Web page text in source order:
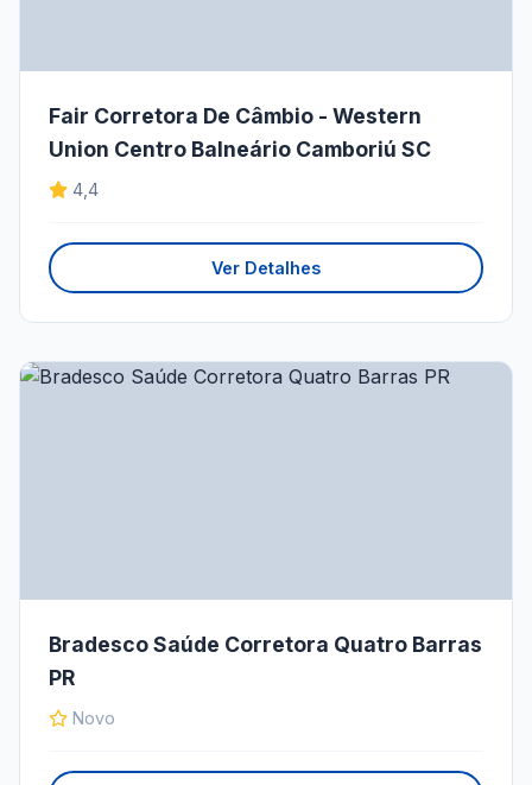
Fair Corretora De Câmbio - Western
Union Centro Balneário Camboriú SC
4,4
Ver Detalhes
Bradesco Saúde Corretora Quatro Barras
PR
Novo